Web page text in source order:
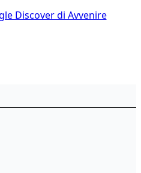
Discover di Avvenire